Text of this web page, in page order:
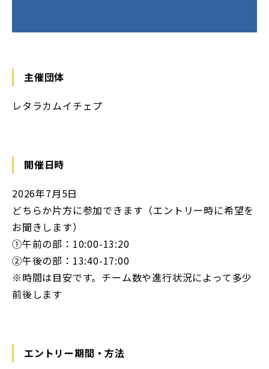
主催団体
レタラカムイチェプ
開催日時
2026年7月5日
どちらか片方に参加できます（エントリー時に希望を
お聞きします）
①午前の部：10:00-13:20
②午後の部：13:40-17:00
※時間は目安です。チーム数や進行状況によって多少
前後します
エントリー期間・方法